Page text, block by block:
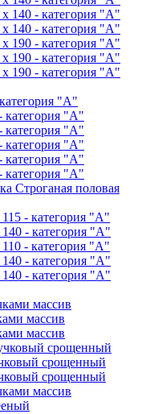
140 - категория "А"
140 - категория "А"
190 - категория "А"
190 - категория "А"
190 - категория "А"
"А"
категория "А"
категория "А"
категория "А"
категория "А"
категория "А"
Строганая половая
- категория "А"
- категория "А"
- категория "А"
- категория "А"
- категория "А"
массив
массив
массив
срощенный
срощенный
срощенный
массив